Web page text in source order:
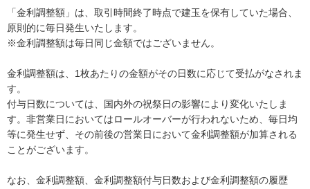
「金利調整額」は、取引時間終了時点で建玉を保有していた場合、
原則的に毎日発生いたします。
※金利調整額は毎日同じ金額ではございません。
金利調整額は、1枚あたりの金額がその日数に応じて受払がなされま
す。
付与日数については、国内外の祝祭日の影響により変化いたしま
す。非営業日においてはロールオーバーが行われないため、毎日均
等に発生せず、その前後の営業日において金利調整額が加算される
ことがございます。
なお、金利調整額、金利調整額付与日数および金利調整額の履歴